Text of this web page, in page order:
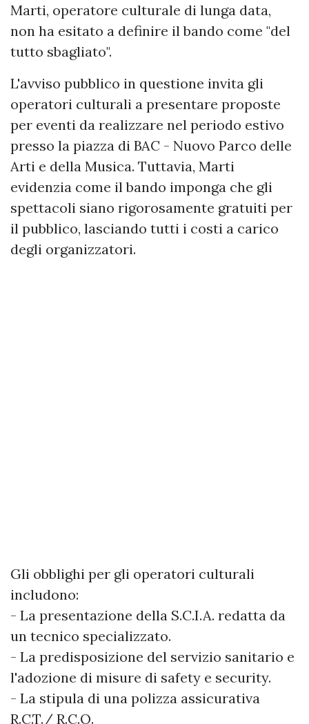
Marti, operatore culturale di lunga data,
non ha esitato a definire il bando come "del
tutto sbagliato".
L'avviso pubblico in questione invita gli
operatori culturali a presentare proposte
per eventi da realizzare nel periodo estivo
presso la piazza di BAC - Nuovo Parco delle
Arti e della Musica. Tuttavia, Marti
evidenzia come il bando imponga che gli
spettacoli siano rigorosamente gratuiti per
il pubblico, lasciando tutti i costi a carico
degli organizzatori.
Gli obblighi per gli operatori culturali
includono:
- La presentazione della S.C.I.A. redatta da
un tecnico specializzato.
- La predisposizione del servizio sanitario e
l'adozione di misure di safety e security.
- La stipula di una polizza assicurativa
R.C.T./ R.C.O.